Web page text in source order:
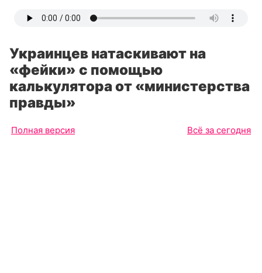
Украинцев натаскивают на
«фейки» с помощью
калькулятора от «министерства
правды»
Полная версия Всё за сегодня